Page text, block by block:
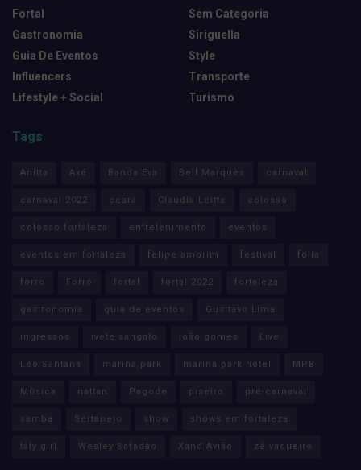
Fortal
Gastronomia
Guia De Eventos
Influencers
Lifestyle + Social
Sem Categoria
Siriguella
Style
Transporte
Turismo
Tags
Anitta Axé Banda Eva Bell Marques carnaval
carnaval 2022 ceará Claudia Leitte colosso
colosso fortaleza entretenimento eventos
eventos em fortaleza felipe amorim festival folia
forro Forró fortal fortal 2022 fortaleza
gastronomia guia de eventos Gusttavo Lima
ingressos ivete sangalo joão gomes Live
Léo Santana marina park marina park hotel MPB
Música nattan Pagode piseiro pré-carnaval
samba Sertanejo show shows em fortaleza
taty girl Wesley Safadão Xand Avião zé vaqueiro